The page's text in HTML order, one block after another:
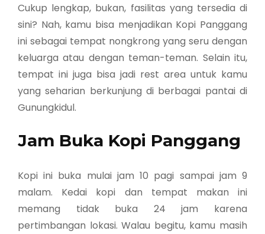
Cukup lengkap, bukan, fasilitas yang tersedia di
sini? Nah, kamu bisa menjadikan Kopi Panggang
ini sebagai tempat nongkrong yang seru dengan
keluarga atau dengan teman-teman. Selain itu,
tempat ini juga bisa jadi rest area untuk kamu
yang seharian berkunjung di berbagai pantai di
Gunungkidul.
Jam Buka Kopi Panggang
Kopi ini buka mulai jam 10 pagi sampai jam 9
malam. Kedai kopi dan tempat makan ini
memang tidak buka 24 jam karena
pertimbangan lokasi. Walau begitu, kamu masih